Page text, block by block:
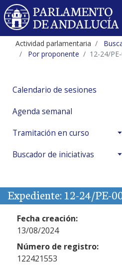
Actividad parlamentaria
Por proponente
12-24/
Calendario de sesiones
Agenda semanal
Tramitación en curso
Buscador de iniciativas
Expediente: 12-24/PE-
Fecha creación:
13/08/2024
Número de registro:
122421553